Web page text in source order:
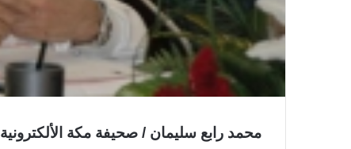
محمد رابع سليمان / صحيفة مكة الألكترونية